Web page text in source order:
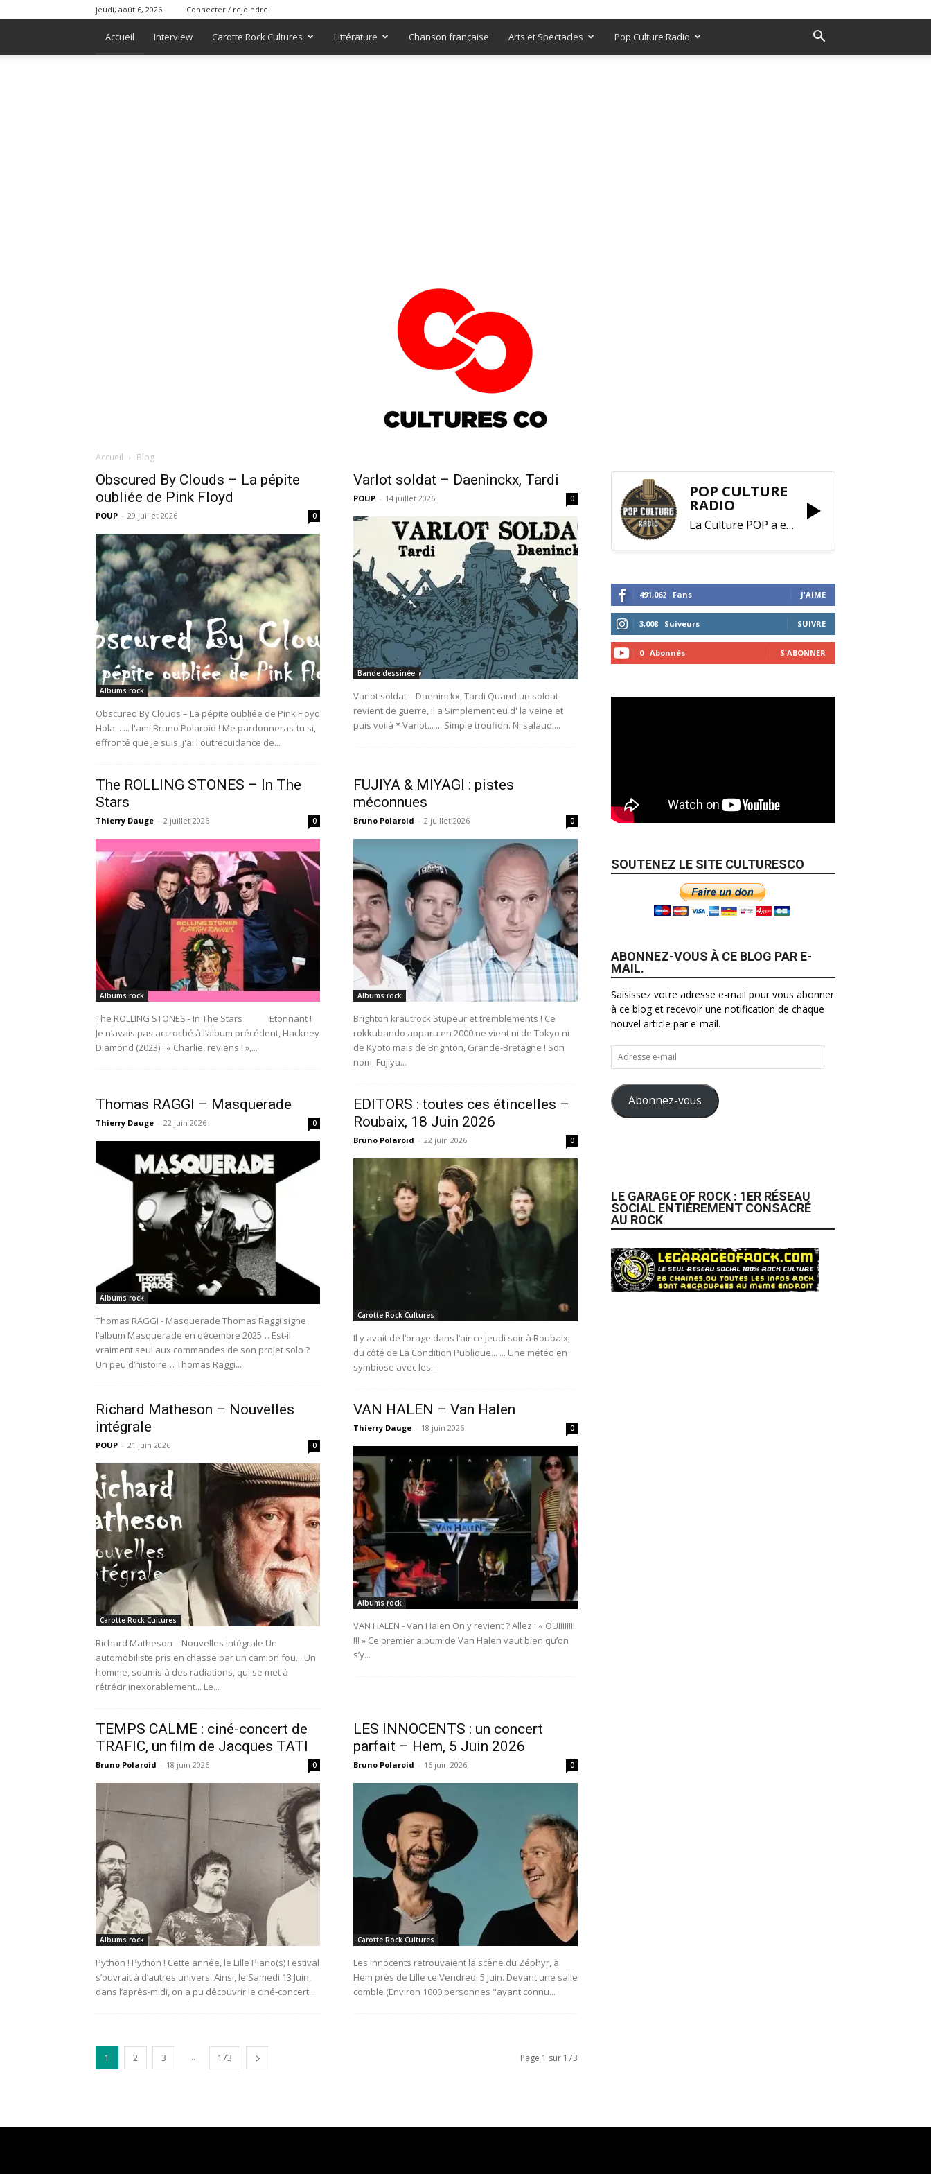
jeudi, août 6, 2026 Connecter / rejoindre
Accueil Interview Carotte Rock Cultures Littérature Chanson française Arts et Spectacles Pop Culture Radio
Accueil Blog
Obscured By Clouds – La pépite
oubliée de Pink Floyd
POUP - 29 juillet 2026 0
Albums rock
Obscured By Clouds – La pépite oubliée de Pink Floyd
Hola... ... l'ami Bruno Polaroïd ! Me pardonneras-tu si,
effronté que je suis, j'ai l'outrecuidance de...
Varlot soldat – Daeninckx, Tardi
POUP - 14 juillet 2026 0
Bande dessinée
Varlot soldat – Daeninckx, Tardi Quand un soldat
revient de guerre, il a Simplement eu d' la veine et
puis voilà * Varlot... ... Simple troufion. Ni salaud....
The ROLLING STONES – In The
Stars
Thierry Dauge - 2 juillet 2026 0
Albums rock
The ROLLING STONES - In The Stars Etonnant !
Je n’avais pas accroché à l’album précédent, Hackney
Diamond (2023) : « Charlie, reviens ! »,...
FUJIYA & MIYAGI : pistes
méconnues
Bruno Polaroid - 2 juillet 2026 0
Albums rock
Brighton krautrock Stupeur et tremblements ! Ce
rokkubando apparu en 2000 ne vient ni de Tokyo ni
de Kyoto mais de Brighton, Grande-Bretagne ! Son
nom, Fujiya...
Thomas RAGGI – Masquerade
Thierry Dauge - 22 juin 2026 0
Albums rock
Thomas RAGGI - Masquerade Thomas Raggi signe
l’album Masquerade en décembre 2025… Est-il
vraiment seul aux commandes de son projet solo ?
Un peu d’histoire… Thomas Raggi...
EDITORS : toutes ces étincelles –
Roubaix, 18 Juin 2026
Bruno Polaroid - 22 juin 2026 0
Carotte Rock Cultures
Il y avait de l’orage dans l’air ce Jeudi soir à Roubaix,
du côté de La Condition Publique... ... Une météo en
symbiose avec les...
Richard Matheson – Nouvelles
intégrale
POUP - 21 juin 2026 0
Carotte Rock Cultures
Richard Matheson – Nouvelles intégrale Un
automobiliste pris en chasse par un camion fou... Un
homme, soumis à des radiations, qui se met à
rétrécir inexorablement... Le...
VAN HALEN – Van Halen
Thierry Dauge - 18 juin 2026 0
Albums rock
VAN HALEN - Van Halen On y revient ? Allez : « OUIIIIIIII
!!! » Ce premier album de Van Halen vaut bien qu’on
s’y...
TEMPS CALME : ciné-concert de
TRAFIC, un film de Jacques TATI
Bruno Polaroid - 18 juin 2026 0
Albums rock
Python ! Python ! Cette année, le Lille Piano(s) Festival
s’ouvrait à d’autres univers. Ainsi, le Samedi 13 Juin,
dans l’après-midi, on a pu découvrir le ciné-concert...
LES INNOCENTS : un concert
parfait – Hem, 5 Juin 2026
Bruno Polaroid - 16 juin 2026 0
Carotte Rock Cultures
Les Innocents retrouvaient la scène du Zéphyr, à
Hem près de Lille ce Vendredi 5 Juin. Devant une salle
comble (Environ 1000 personnes "ayant connu...
1 2 3 ... 173 Page 1 sur 173
POP CULTURE
RADIO
La Culture POP a enfin trouvé sa RADIO !
491,062 Fans J'AIME
3,008 Suiveurs SUIVRE
0 Abonnés S'ABONNER
SOUTENEZ LE SITE CULTURESCO
ABONNEZ-VOUS À CE BLOG PAR E-
MAIL.
Saisissez votre adresse e-mail pour vous abonner
à ce blog et recevoir une notification de chaque
nouvel article par e-mail.
Adresse
e-
mail
Abonnez-vous
LE GARAGE OF ROCK : 1ER RÉSEAU
SOCIAL ENTIÈREMENT CONSACRÉ
AU ROCK